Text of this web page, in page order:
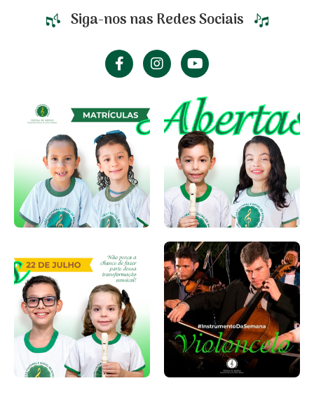
Siga-nos nas Redes Sociais